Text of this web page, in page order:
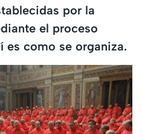
por la
el proceso
es como se organiza.